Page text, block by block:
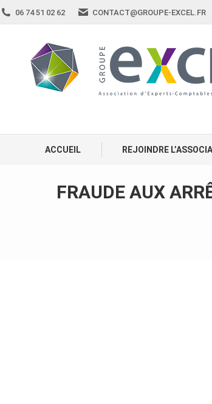
06 74 51 02 62 CONTACT@GROUPE-EXCEL.FR
ACCUEIL REJOINDRE
FRAUDE AUX